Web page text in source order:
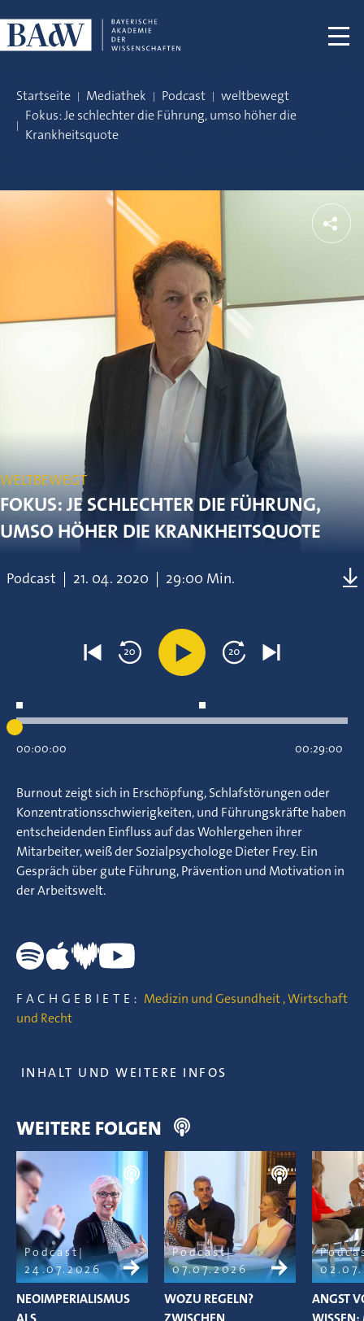
Startseite Mediathek Podcast
weltbewegt
Fokus: Je schlechter die Führung, umso höher die
Krankheitsquote
WELTBEWEGT
FOKUS: JE SCHLECHTER DIE FÜHRUNG,
UMSO HÖHER DIE KRANKHEITSQUOTE
Podcast | 21. 04. 2020 | 29:00 Min.
00:00:00 00:29:00
Burnout zeigt sich in Erschöpfung, Schlafstörungen oder
Konzentrationsschwierigkeiten, und Führungskräfte haben
entscheidenden Einfluss auf das Wohlergehen ihrer
Mitarbeiter, weiß der Sozialpsychologe Dieter Frey. Ein
Gespräch über gute Führung, Prävention und Motivation in
der Arbeitswelt.
FACHGEBIETE: Medizin und Gesundheit,Wirtschaft
und Recht
INHALT UND WEITERE INFOS
WEITERE FOLGEN
Podcast
24.07.2026
NEOIMPERIALISMUS
Podcast
07.07.2026
WOZU REGELN?
ANGST